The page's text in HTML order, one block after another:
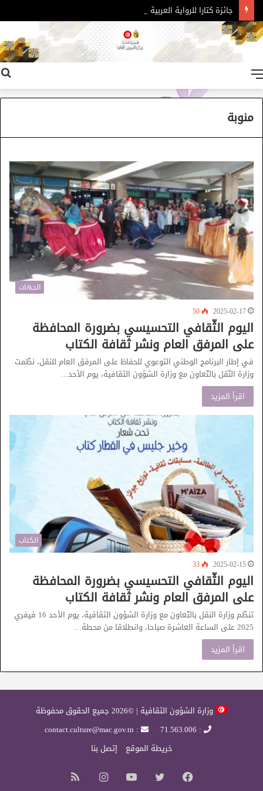
جائزة كتارا للرواية العربية – الدورة 11
منوبة
الجهات
2025-02-17
50
اليوم الثّقافي التحسيسي بضرورة المحافظة
على المرفق العام ونشر ثقافة الكتاب
في إطار البرنامج الوطني التوعوي للحفاظ على المرفق العام للنقل، نظّمت
وزارة النّقل بالتّعاون مع وزارة الشؤون الثقافية، يوم الأحد…
اقرأ المزيد
الكتاب
2025-02-15
33
اليوم الثّقافي التحسيسي بضرورة المحافظة
على المرفق العام ونشر ثقافة الكتاب
تنظّم وزارة النقل بالتّعاون مع وزارة الشؤون الثقافية، يوم الأحد 16 فيفري
2025 على الساعة العاشرة صباحا، وانطلاقا من محطة…
اقرأ المزيد
وزارة الشؤون الثقافية | ©2026 جميع الحقوق محفوظة
: 71.563.006
: contact.culture@mac.gov.tn
خريطة الموقع
إتصل بنا
فيسبوك تويتر يوتيوب انستقرام